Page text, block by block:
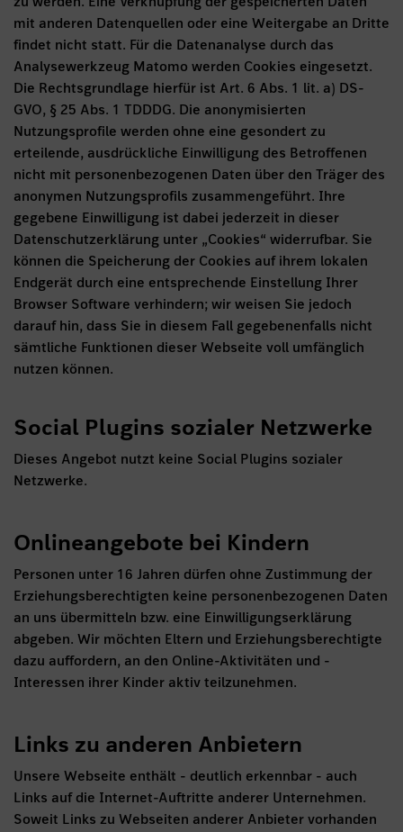
mit anderen Datenquellen oder eine Weitergabe an Dritte
findet nicht statt. Für die Datenanalyse durch das
Analysewerkzeug Matomo werden Cookies eingesetzt.
Die Rechtsgrundlage hierfür ist Art. 6 Abs. 1 lit. a) DS-
GVO, § 25 Abs. 1 TDDDG. Die anonymisierten
Nutzungsprofile werden ohne eine gesondert zu
erteilende, ausdrückliche Einwilligung des Betroffenen
nicht mit personenbezogenen Daten über den Träger des
anonymen Nutzungsprofils zusammengeführt. Ihre
gegebene Einwilligung ist dabei jederzeit in dieser
Datenschutzerklärung unter „Cookies“ widerrufbar. Sie
können die Speicherung der Cookies auf ihrem lokalen
Endgerät durch eine entsprechende Einstellung Ihrer
Browser Software verhindern; wir weisen Sie jedoch
darauf hin, dass Sie in diesem Fall gegebenenfalls nicht
sämtliche Funktionen dieser Webseite voll umfänglich
nutzen können.
Social Plugins sozialer Netzwerke
Dieses Angebot nutzt keine Social Plugins sozialer
Netzwerke.
Onlineangebote bei Kindern
Personen unter 16 Jahren dürfen ohne Zustimmung der
Erziehungsberechtigten keine personenbezogenen Daten
an uns übermitteln bzw. eine Einwilligungserklärung
abgeben. Wir möchten Eltern und Erziehungsberechtigte
dazu auffordern, an den Online-Aktivitäten und -
Interessen ihrer Kinder aktiv teilzunehmen.
Links zu anderen Anbietern
Unsere Webseite enthält - deutlich erkennbar - auch
Links auf die Internet-Auftritte anderer Unternehmen.
Soweit Links zu Webseiten anderer Anbieter vorhanden